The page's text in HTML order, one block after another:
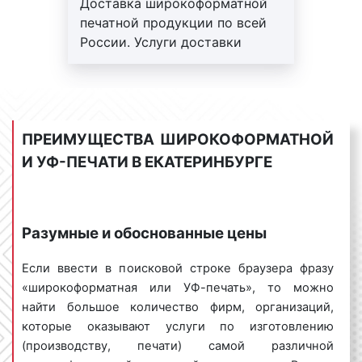
изготавливают печатную продукцию. Новейшие
струйные принтеры Mimaki и термотрансферные
ультрафиолетовую печать разумны и обоснованы.
Обратитесь за изготовлением широкоформатной
Каковы сроки выполнения работ по
широкоформатной и ультрафиолетовой
печати в Екатеринбурге?
Зачастую, широкоформатную и/или
печатной продукции по всей
России. Услуги доставки
ПРЕИМУЩЕСТВА ШИРОКОФОРМАТНОЙ
И УФ-ПЕЧАТИ В ЕКАТЕРИНБУРГЕ
Разумные и обоснованные цены
Если ввести в поисковой строке браузера фразу
«широкоформатная или УФ-печать», то можно
найти большое количество фирм, организаций,
которые оказывают услуги по изготовлению
(производству, печати) самой различной